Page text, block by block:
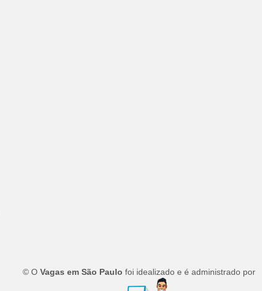
© O Vagas em São Paulo foi idealizado e é administrado por